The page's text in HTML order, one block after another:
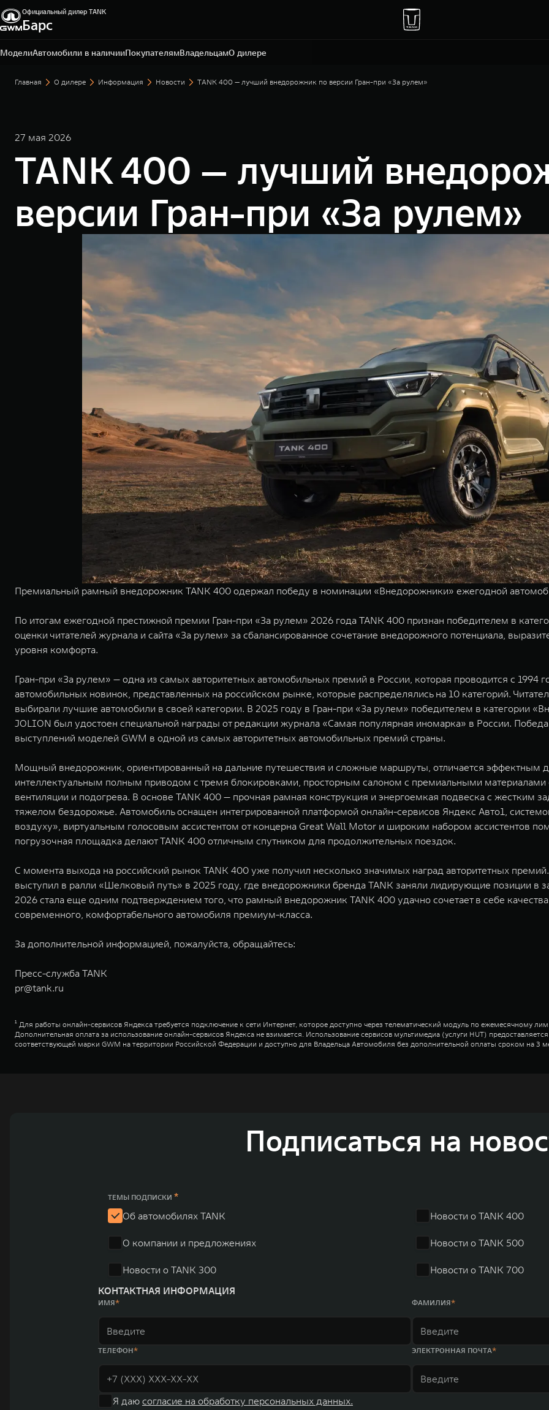
Официальный дилер TANK
Барс
МоделиАвтомобили в наличииПокупателямВладельцамО дилере
Омск, ул. Волгоградская, 61
+7 3812 67-81-72
Главная О дилере Информация Новости TANK 400 — лучший внедорожник по версии Гран-при «За рулем»
27 мая 2026
TANK 400 — лучший
версии Гран-при «За рулем»
Премиальный рамный внедорожник TANK 400 одержал победу в номинации «Внедорожники» ежегодной
По итогам ежегодной престижной премии Гран-при «За рулем» 2026 года TANK 400 признан победителем в
оценки читателей журнала и сайта «За рулем» за сбалансированное сочетание внедорожного потенциала,
уровня комфорта.
Гран-при «За рулем» — одна из самых авторитетных автомобильных премий в России, которая проводится с 1994
автомобильных новинок, представленных на российском рынке, которые распределялись на 10 категорий.
выбирали лучшие автомобили в своей категории. В 2025 году в Гран-при «За рулем» победителем в категории
JOLION был удостоен специальной награды от редакции журнала «Самая популярная иномарка» в России.
выступлений моделей GWM в одной из самых авторитетных автомобильных премий страны.
Мощный внедорожник, ориентированный на дальние путешествия и сложные маршруты, отличается эффектным
интеллектуальным полным приводом с тремя блокировками, просторным салоном с премиальными
вентиляции и подогрева. В основе TANK 400 — прочная рамная конструкция и энергоемкая подвеска с жестким
тяжелом бездорожье. Автомобиль оснащен интегрированной платформой онлайн-сервисов Яндекс Авто1,
воздуху», виртуальным голосовым ассистентом от концерна Great Wall Motor и широким набором ассистентов
погрузочная площадка делают TANK 400 отличным спутником для продолжительных поездок.
С момента выхода на российский рынок TANK 400 уже получил несколько значимых наград авторитетных
выступил в ралли «Шелковый путь» в 2025 году, где внедорожники бренда TANK заняли лидирующие позиции в
2026 стала еще одним подтверждением того, что рамный внедорожник TANK 400 удачно сочетает в себе
современного, комфортабельного автомобиля премиум-класса.
За дополнительной информацией, пожалуйста, обращайтесь:
Пресс-служба TANK
pr@tank.ru
¹ Для работы онлайн-сервисов Яндекса требуется подключение к сети Интернет, которое доступно через телематический модуль по ежемесячному
Дополнительная оплата за использование онлайн-сервисов Яндекса не взимается. Использование сервисов мультимедиа (услуги HUT)
соответствующей марки GWM на территории Российской Федерации и доступно для Владельца Автомобиля без дополнительной оплаты сроком на 3
Подписаться на
ТЕМЫ ПОДПИСКИ *
Об автомобилях TANK
О компании и предложениях
Новости о TANK 300
Новости о TANK 400
Новости о TANK 500
Новости о TANK 700
КОНТАКТНАЯ ИНФОРМАЦИЯ
ИМЯ ФАМИЛИЯ
ТЕЛЕФОН ЭЛЕКТРОННАЯ ПОЧТА
Я даю согласие на обработку персональных данных.